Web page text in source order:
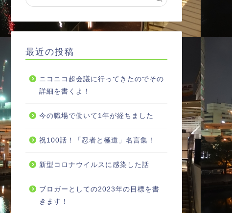
最近の投稿
ニコニコ超会議に行ってきたのでその
詳細を書くよ！
今の職場で働いて1年が経ちました
祝100話！「忍者と極道」名言集！
新型コロナウイルスに感染した話
ブロガーとしての2023年の目標を書
きます！